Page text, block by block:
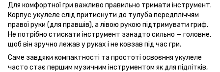
Для комфортної гри важливо правильно тримати інструмент.
Корпус укулеле слід притиснути до тулуба передпліччям
правої руки (для правшів), а лівою рукою підтримувати гриф.
Не потрібно стискати інструмент занадто сильно — головне,
щоб він зручно лежав у руках і не ковзав під час гри.
Саме завдяки компактності та простоті освоєння укулеле
часто стає першим музичним інструментом як для підлітків,